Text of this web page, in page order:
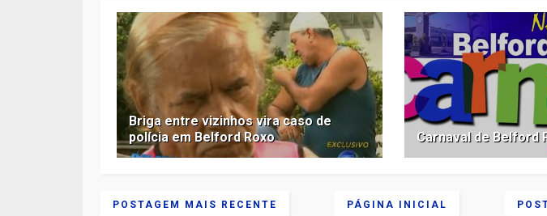
Briga entre vizinhos vira caso de
polícia em Belford Roxo
Carnaval de Belford
POSTAGEM MAIS RECENTE PÁGINA INICIAL